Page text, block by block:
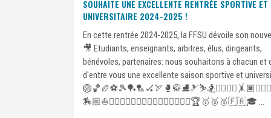
SOUHAITE UNE EXCELLENTE RENTRÉE SPORTIVE ET
UNIVERSITAIRE 2024-2025 !
En cette rentrée 2024-2025, la FFSU dévoile son
🎥 Etudiants, enseignants, arbitres, élus, dirigeants,
bénévoles, partenaires: nous souhaitons à chacun et
d'entre vous une excellente saison sportive et
🏇🏼⛵️🏃‍♂️🏄🏽‍♂️🏊‍♀️🚣🏽‍♀️🧗‍♀️🚴🏻‍♀️🏆🥇🥈🥉🇫🇷🎓 ...